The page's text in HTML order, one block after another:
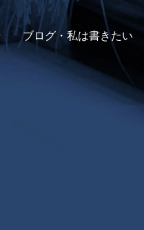
ブログ・私は書きたい